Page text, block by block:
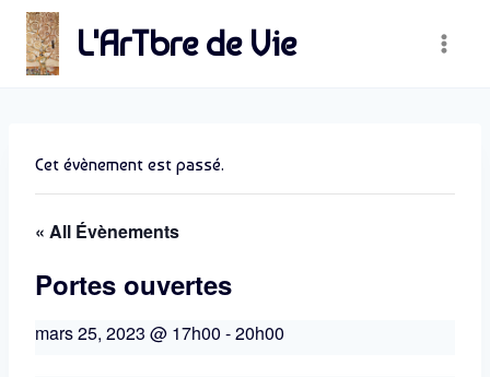
Skip
content
L'ArTbre de Vie
Cet évènement est passé.
« All Évènements
Portes ouvertes
mars 25, 2023 @ 17h00 -20h00